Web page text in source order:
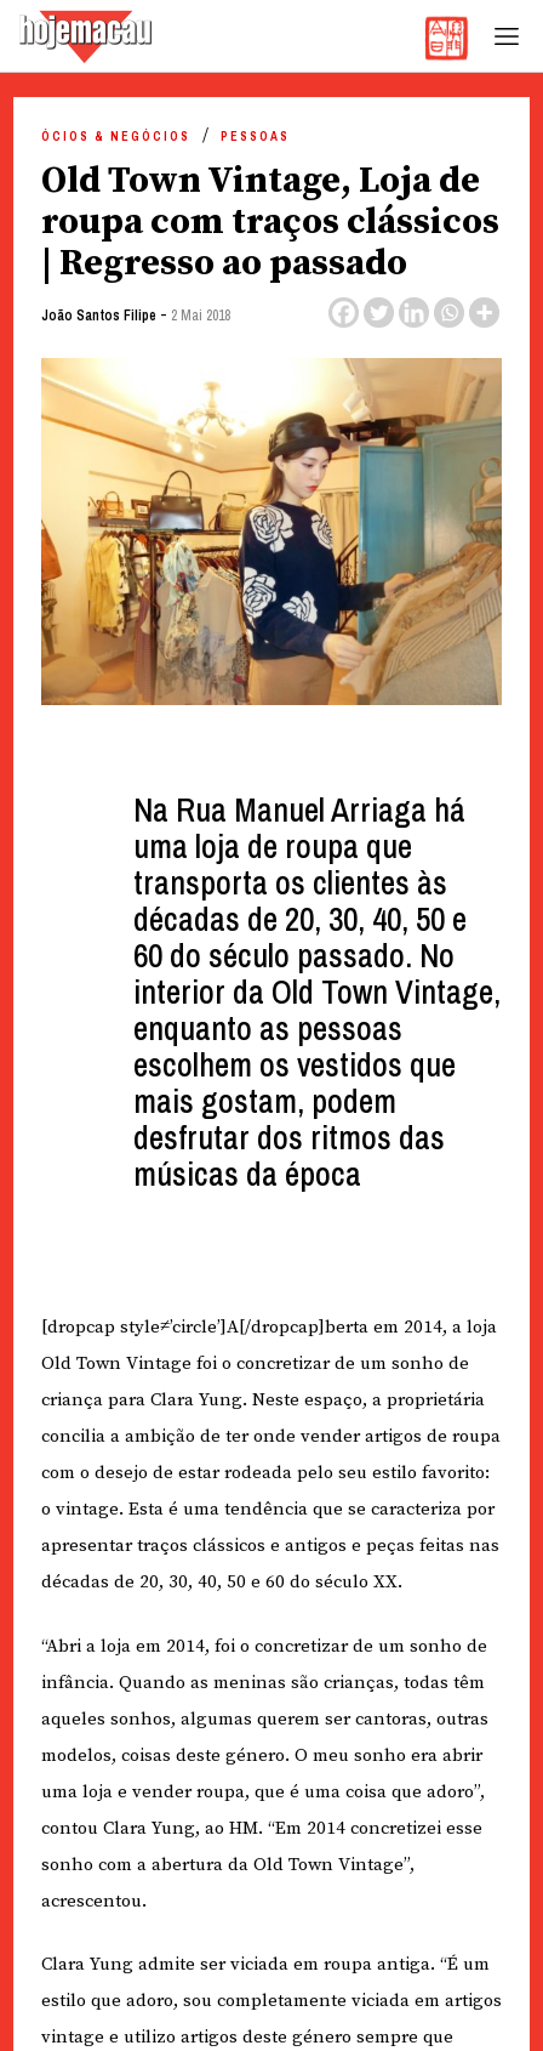
content
ÓCIOS & NEGÓCIOS PESSOAS
Old Town Vintage, Loja de
roupa com traços clássicos
| Regresso ao passado
João Santos Filipe - 2 Mai 2018
Na Rua Manuel Arriaga há
uma loja de roupa que
transporta os clientes às
décadas de 20, 30, 40, 50 e
60 do século passado. No
interior da Old Town Vintage,
enquanto as pessoas
escolhem os vestidos que
mais gostam, podem
desfrutar dos ritmos das
músicas da época
[dropcap style≠’circle’]A[/dropcap]berta em 2014, a loja
Old Town Vintage foi o concretizar de um sonho de
criança para Clara Yung. Neste espaço, a proprietária
concilia a ambição de ter onde vender artigos de roupa
com o desejo de estar rodeada pelo seu estilo favorito:
o vintage. Esta é uma tendência que se caracteriza por
apresentar traços clássicos e antigos e peças feitas nas
décadas de 20, 30, 40, 50 e 60 do século XX.
“Abri a loja em 2014, foi o concretizar de um sonho de
infância. Quando as meninas são crianças, todas têm
aqueles sonhos, algumas querem ser cantoras, outras
modelos, coisas deste género. O meu sonho era abrir
uma loja e vender roupa, que é uma coisa que adoro”,
contou Clara Yung, ao HM. “Em 2014 concretizei esse
sonho com a abertura da Old Town Vintage”,
acrescentou.
Clara Yung admite ser viciada em roupa antiga. “É um
estilo que adoro, sou completamente viciada em artigos
vintage e utilizo artigos deste género sempre que